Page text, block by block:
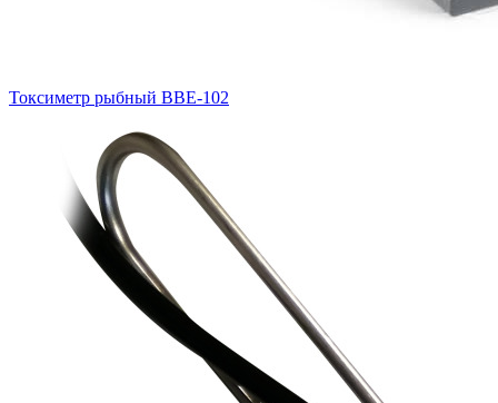
Токсиметр рыбный BBE-102